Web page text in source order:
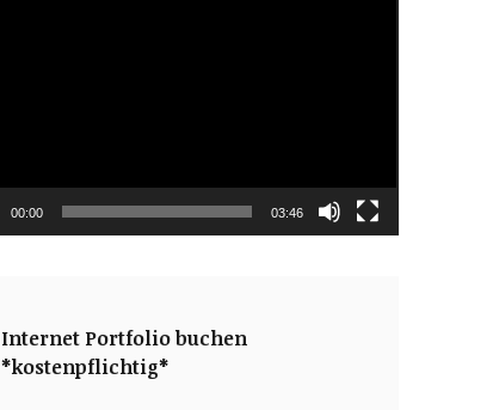
00:00 03:46
Internet Portfolio buchen
*kostenpflichtig*